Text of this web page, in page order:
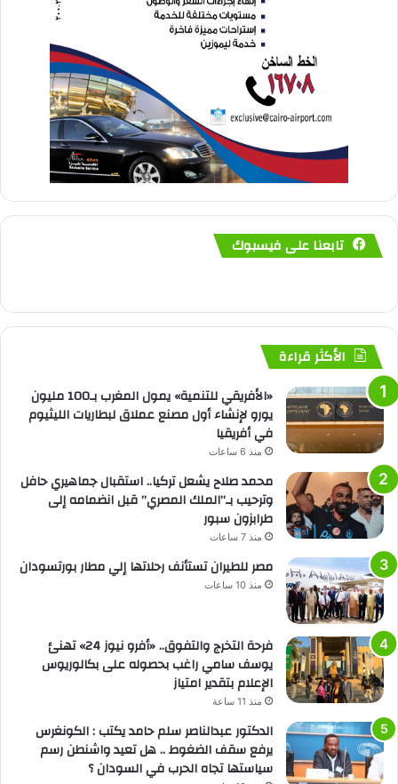
تابعنا على فيسبوك
الأكثر قراءة
«الأفريقي للتنمية» يمول المغرب بـ100 مليون
يورو لإنشاء أول مصنع عملاق لبطاريات الليثيوم
في أفريقيا
منذ 6 ساعات
محمد صلاح يشعل تركيا.. استقبال جماهيري حافل
وترحيب بـ”الملك المصري” قبل انضمامه إلى
طرابزون سبور
منذ 7 ساعات
مصر للطيران تستأنف رحلاتها إلي مطار بورتسودان
منذ 10 ساعات
فرحة التخرج والتفوق.. «أفرو نيوز 24» تهنئ
يوسف سامي راغب بحصوله على بكالوريوس
الإعلام بتقدير امتياز
منذ 11 ساعة
الدكتور عبدالناصر سلم حامد يكتب : الكونغرس
يرفع سقف الضغوط .. هل تعيد واشنطن رسم
سياستها تجاه الحرب في السودان ؟